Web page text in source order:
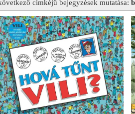
címkéjű bejegyzések mutatása: